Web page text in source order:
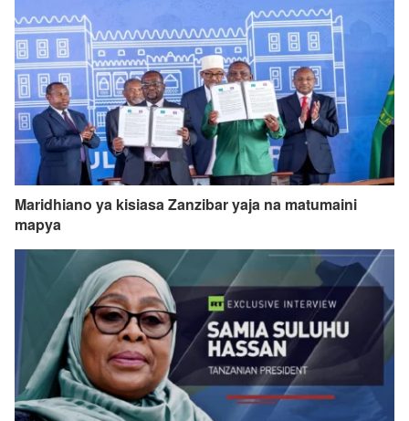
Maridhiano ya kisiasa Zanzibar yaja na matumaini
mapya